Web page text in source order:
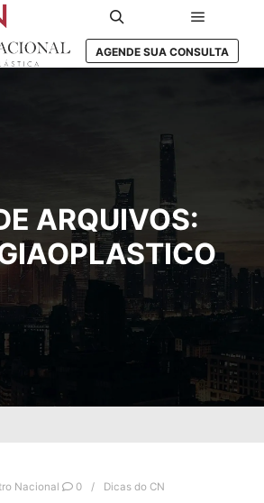
Pesquisa Menu
AGENDE SUA CONSULTA
ARQUIVOS:
Nacional 0 Dicas do CN